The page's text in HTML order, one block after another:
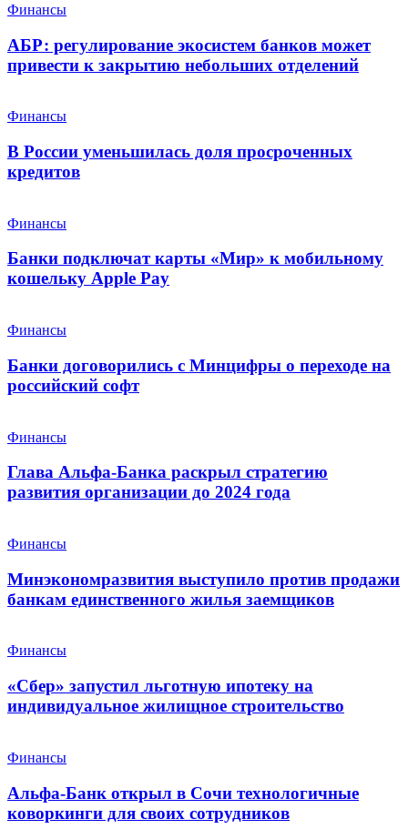
Финансы
АБР: регулирование экосистем банков может
привести к закрытию небольших отделений
Финансы
В России уменьшилась доля просроченных
кредитов
Финансы
Банки подключат карты «Мир» к мобильному
кошельку Apple Pay
Финансы
Банки договорились с Минцифры о переходе на
российский софт
Финансы
Глава Альфа-Банка раскрыл стратегию
развития организации до 2024 года
Финансы
Минэкономразвития выступило против продажи
банкам единственного жилья заемщиков
Финансы
«Сбер» запустил льготную ипотеку на
индивидуальное жилищное строительство
Финансы
Альфа-Банк открыл в Сочи технологичные
коворкинги для своих сотрудников